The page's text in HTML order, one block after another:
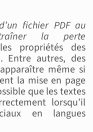
fichier PDF au
la perte
propriétés des
Entre autres, des
même si
la mise en page
que les textes
lorsqu’il
en langues